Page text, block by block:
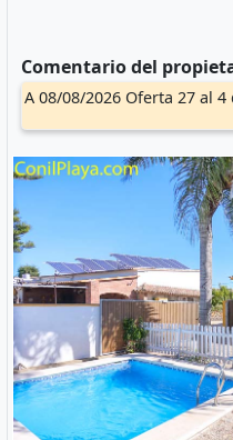
Comentario del
A 08/08/2026 Oferta 27 al